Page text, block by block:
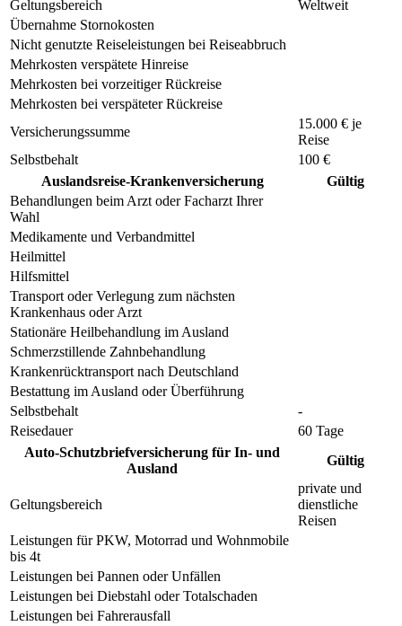
Geltungsbereich
Weltweit
Übernahme Stornokosten
Nicht genutzte Reiseleistungen bei Reiseabbruch
Mehrkosten verspätete Hinreise
Mehrkosten bei vorzeitiger Rückreise
Mehrkosten bei verspäteter Rückreise
Versicherungssumme
15.000 € je
Reise
Selbstbehalt
100 €
Auslandsreise-Krankenversicherung
Gültig
Behandlungen beim Arzt oder Facharzt Ihrer
Wahl
Medikamente und Verbandmittel
Heilmittel
Hilfsmittel
Transport oder Verlegung zum nächsten
Krankenhaus oder Arzt
Stationäre Heilbehandlung im Ausland
Schmerzstillende Zahnbehandlung
Krankenrücktransport nach Deutschland
Bestattung im Ausland oder Überführung
Selbstbehalt
-
Reisedauer
60 Tage
Auto-Schutzbriefversicherung für In- und
Ausland
Gültig
Geltungsbereich
private und
dienstliche
Reisen
Leistungen für PKW, Motorrad und Wohnmobile
bis 4t
Leistungen bei Pannen oder Unfällen
Leistungen bei Diebstahl oder Totalschaden
Leistungen bei Fahrerausfall